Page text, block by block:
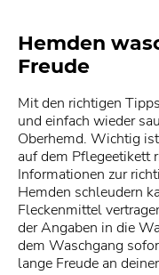
Hemden
Freude
Mit den richtigen
und einfach wieder
Oberhemd. Wichtig
auf dem Pflegeetikett
Informationen zur
Hemden schleudern
Fleckenmittel
der Angaben in die
dem Waschgang
lange Freude an